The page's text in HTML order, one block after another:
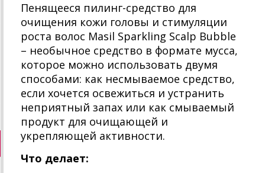
Пенящееся пилинг-средство для
очищения кожи головы и стимуляции
роста волос Masil Sparkling Scalp Bubble
– необычное средство в формате мусса,
которое можно использовать двумя
способами: как несмываемое средство,
если хочется освежиться и устранить
неприятный запах или как смываемый
продукт для очищающей и
укрепляющей активности.
Что делает: